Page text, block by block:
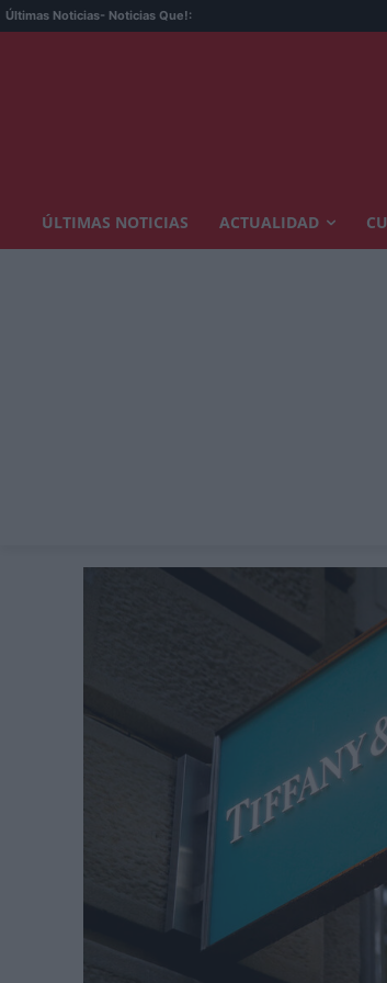
Últimas Noticias- Noticias Que!:
ÚLTIMAS NOTICIAS ACTUALIDAD